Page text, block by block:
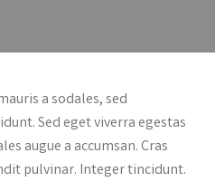
a sodales, sed
Sed eget viverra egestas
augue a accumsan. Cras
pulvinar. Integer tincidunt.